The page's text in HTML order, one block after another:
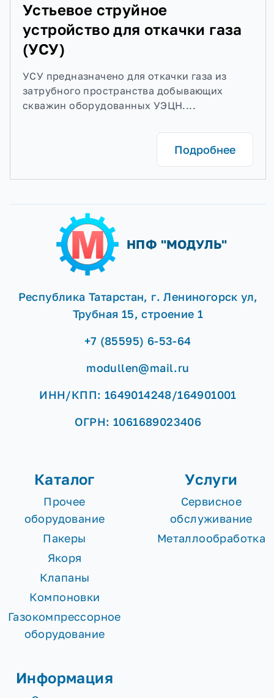
Устьевое струйное
устройство для откачки газа
(УСУ)
УСУ предназначено для откачки газа из
затрубного пространства добывающих
скважин оборудованных УЭЦН....
Подробнее
НПФ "МОДУЛЬ"
Республика Татарстан, г. Лениногорск ул,
Трубная 15, строение 1
+7 (85595) 6-53-64
modullen@mail.ru
ИНН/КПП: 1649014248/164901001
ОГРН: 1061689023406
Каталог
Прочее
оборудование
Пакеры
Якоря
Клапаны
Компоновки
Газокомпрессорное
оборудование
Услуги
Сервисное
обслуживание
Металлообработка
Информация